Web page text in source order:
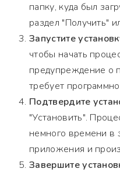
папку, куда был
раздел "Получить"
Запустите
чтобы начать
предупреждение о
требует
Подтвердите
"Установить".
немного времени в
приложения и
Завершите